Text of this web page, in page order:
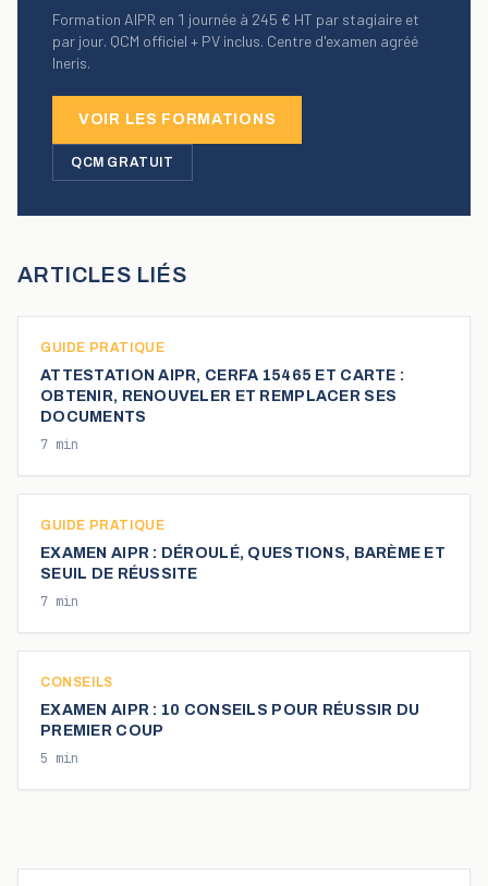
Formation AIPR en 1 journée à 245 € HT par stagiaire et
par jour. QCM officiel + PV inclus. Centre d'examen agréé
Ineris.
VOIR LES FORMATIONS
QCM GRATUIT
ARTICLES LIÉS
GUIDE PRATIQUE
ATTESTATION AIPR, CERFA 15465 ET CARTE :
OBTENIR, RENOUVELER ET REMPLACER SES
DOCUMENTS
7 min
GUIDE PRATIQUE
EXAMEN AIPR : DÉROULÉ, QUESTIONS, BARÈME ET
SEUIL DE RÉUSSITE
7 min
CONSEILS
EXAMEN AIPR : 10 CONSEILS POUR RÉUSSIR DU
PREMIER COUP
5 min